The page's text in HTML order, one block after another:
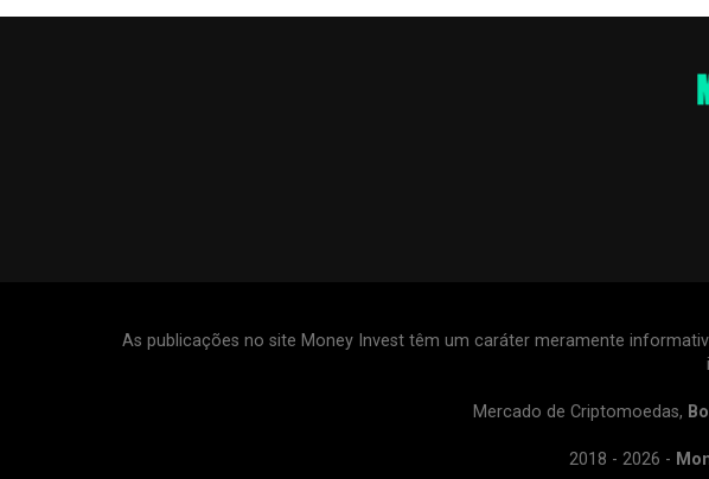
As publicações no site Money Invest têm um caráter meramente
Mercado de Criptomoedas,
2018 - 2026 -